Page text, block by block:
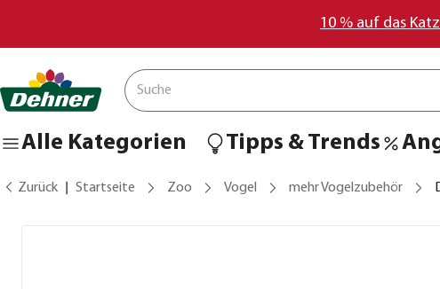
10 % auf das
Alle Kategorien Tipps & Trends
Zurück Startseite Zoo Vogel mehr Vogelzubehör